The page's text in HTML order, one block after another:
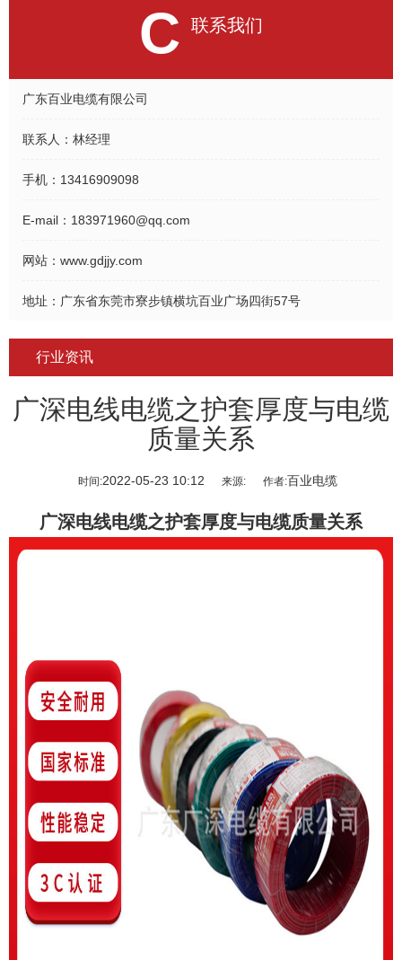
C 联系我们
广东百业电缆有限公司
联系人： 林经理
手机： 13416909098
E-mail： 183971960@qq.com
网站： www.gdjjy.com
地址： 广东省东莞市寮步镇横坑百业广场四街57号
行业资讯
广深电线电缆之护套厚度与电缆
质量关系
时间:2022-05-23 10:12 来源: 作者:百业电缆
广深电线电缆之护套厚度与电缆质量关系